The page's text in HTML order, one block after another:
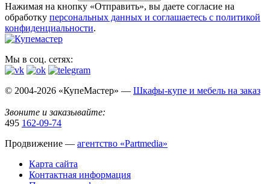
Нажимая на кнопку «Отправить», вы даете согласие на
обработку персональных данных​ и соглашаетесь c политикой
конфиденциальности.
Мы в соц. сетях:
© 2004-2026 «КупеМастер» — Шкафы-купе и мебель на заказ
Звоните и заказывайте:
495 162-09-74
Продвижение — агентство «Partmedia»
Карта сайта
Контактная информация